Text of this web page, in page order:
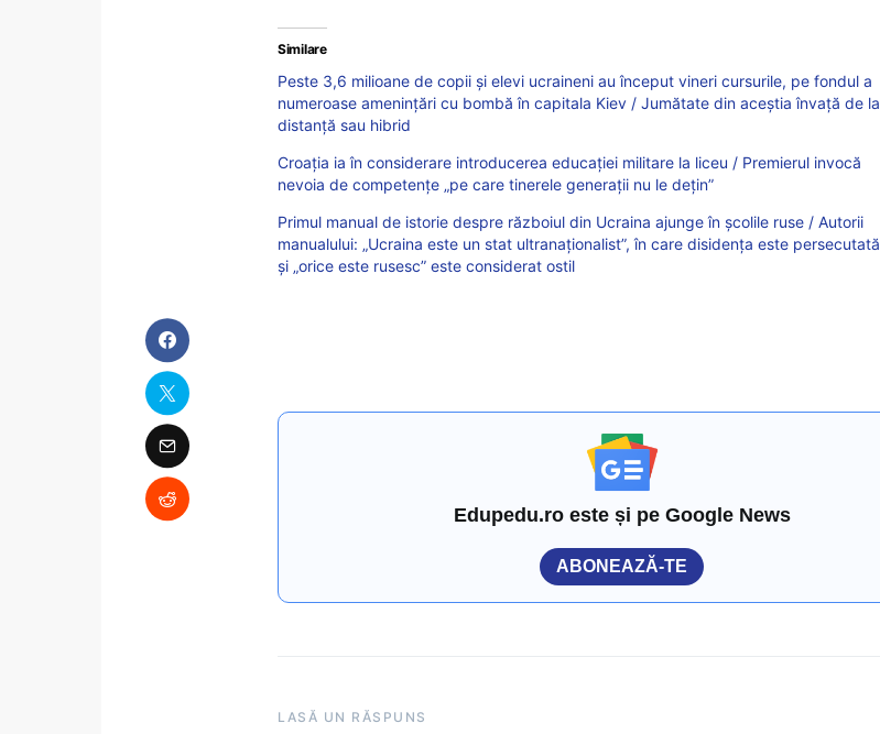
Similare
Peste 3,6 milioane de copii și elevi ucraineni au început vineri cursurile, pe fondul a
numeroase amenințări cu bombă în capitala Kiev / Jumătate din aceștia învață de la
distanță sau hibrid
Croația ia în considerare introducerea educației militare la liceu / Premierul invocă
nevoia de competențe „pe care tinerele generații nu le dețin”
Primul manual de istorie despre războiul din Ucraina ajunge în şcolile ruse / Autorii
manualului: „Ucraina este un stat ultranaţionalist”, în care disidenţa este persecutată
şi „orice este rusesc” este considerat ostil
Edupedu.ro este și pe Google News
ABONEAZĂ-TE
LASĂ UN RĂSPUNS